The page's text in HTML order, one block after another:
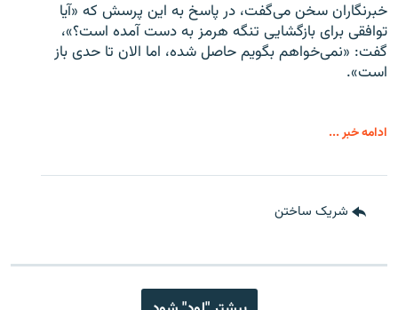
خبرنگاران سخن می‌گفت، در پاسخ به این پرسش که «آیا
توافقی برای بازگشایی تنگه هرمز به دست آمده است؟»،
گفت: «نمی‌خواهم بگویم حاصل شده، اما الان تا حدی باز
است».
ادامه خبر ...
شریک ساختن